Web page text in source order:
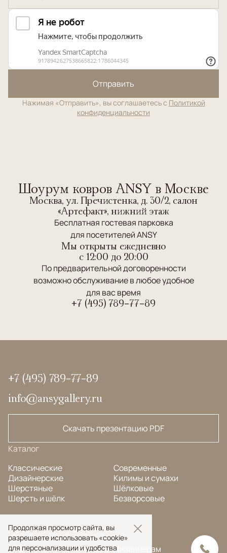
Отправить
Нажимая «Отправить», вы соглашаетесь с Политикой
конфиденциальности
Шоурум ковров ANSY в Москве
Москва, ул. Пречистенка, д. 30/2, салон
«Артефакт», нижний этаж
Бесплатная гостевая парковка
для посетителей ANSY
Мы открыты ежедневно
c 12:00 до 20:00
По предварительной договоренности
возможно обслуживание в любое удобное
для вас время
+7 (495) 789-77-89
+7 (495) 789-77-89
info@ansygallery.ru
Скачать презентацию PDF
Каталог
Классические
Дизайнерские
Шерстяные
Шерсть и шёлк
Современные
Килимы и сумахи
Шёлковые
Безворсовые
Меню
FAQ
Дизайнерам
Продолжая просмотр сайта, вы
разрешаете использовать «cookie»
для персонализации и удобства